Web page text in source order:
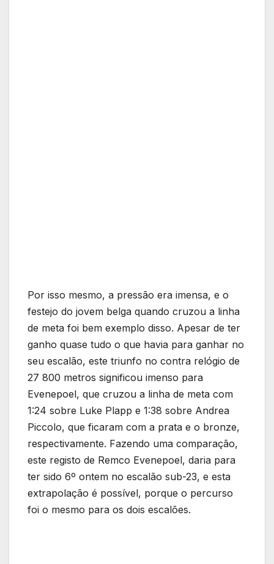
Por isso mesmo, a pressão era imensa, e o
festejo do jovem belga quando cruzou a linha
de meta foi bem exemplo disso. Apesar de ter
ganho quase tudo o que havia para ganhar no
seu escalão, este triunfo no contra relógio de
27 800 metros significou imenso para
Evenepoel, que cruzou a linha de meta com
1:24 sobre Luke Plapp e 1:38 sobre Andrea
Piccolo, que ficaram com a prata e o bronze,
respectivamente. Fazendo uma comparação,
este registo de Remco Evenepoel, daria para
ter sido 6º ontem no escalão sub-23, e esta
extrapolação é possível, porque o percurso
foi o mesmo para os dois escalões.